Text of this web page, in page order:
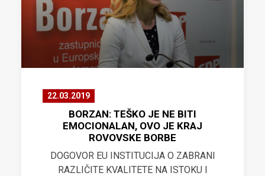
22.03.2019
BORZAN: TEŠKO JE NE BITI
EMOCIONALAN, OVO JE KRAJ
ROVOVSKE BORBE
DOGOVOR EU INSTITUCIJA O ZABRANI
RAZLIČITE KVALITETE NA ISTOKU I